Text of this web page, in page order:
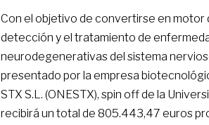
Con el objetivo de convertirse en motor
detección y el tratamiento de
neurodegenerativas del sistema
presentado por la empresa
STX S.L. (ONESTX), spin off de la
recibirá un total de 805.443,47 euros